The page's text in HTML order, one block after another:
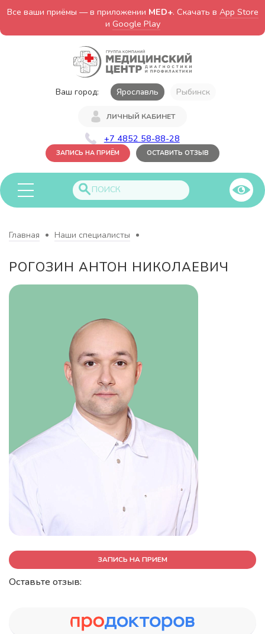
Все ваши приёмы — в приложении MED+. Скачать в App Store
и Google Play
Ваш город: Ярославль Рыбинск
ЛИЧНЫЙ КАБИНЕТ
+7 4852 58-88-28
ЗАПИСЬ НА ПРИЁМ ОСТАВИТЬ ОТЗЫВ
Главная Наши специалисты
РОГОЗИН АНТОН НИКОЛАЕВИЧ
ЗАПИСЬ НА ПРИЕМ
Оставьте отзыв: